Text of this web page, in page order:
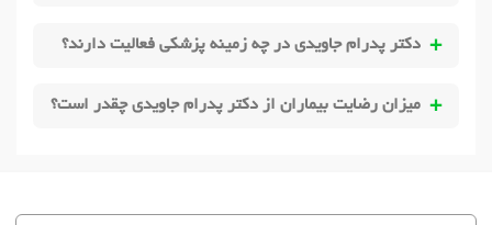
دکتر پدرام جاویدی در چه زمینه پزشکی فعالیت دارند؟
میزان رضایت بیماران از دکتر پدرام جاویدی چقدر است؟